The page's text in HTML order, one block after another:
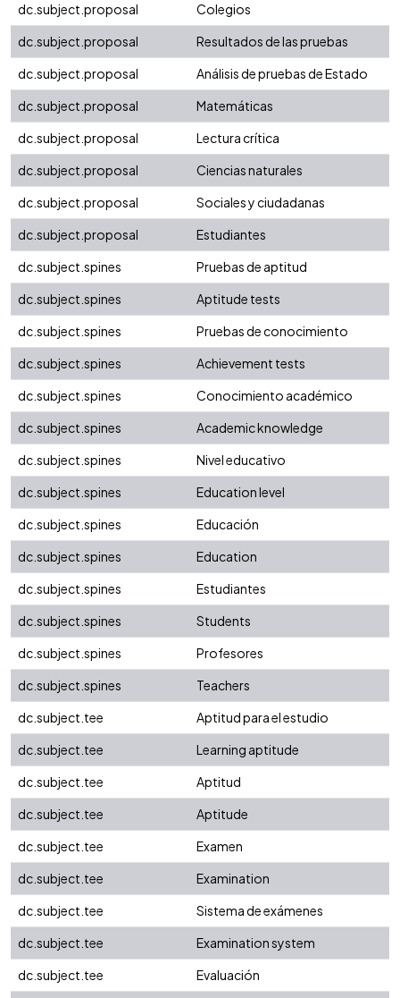
dc.subject.proposal
Colegios
dc.subject.proposal
Resultados de las pruebas
dc.subject.proposal
Análisis de pruebas de Estado
dc.subject.proposal
Matemáticas
dc.subject.proposal
Lectura crítica
dc.subject.proposal
Ciencias naturales
dc.subject.proposal
Sociales y ciudadanas
dc.subject.proposal
Estudiantes
dc.subject.spines
Pruebas de aptitud
dc.subject.spines
Aptitude tests
dc.subject.spines
Pruebas de conocimiento
dc.subject.spines
Achievement tests
dc.subject.spines
Conocimiento académico
dc.subject.spines
Academic knowledge
dc.subject.spines
Nivel educativo
dc.subject.spines
Education level
dc.subject.spines
Educación
dc.subject.spines
Education
dc.subject.spines
Estudiantes
dc.subject.spines
Students
dc.subject.spines
Profesores
dc.subject.spines
Teachers
dc.subject.tee
Aptitud para el estudio
dc.subject.tee
Learning aptitude
dc.subject.tee
Aptitud
dc.subject.tee
Aptitude
dc.subject.tee
Examen
dc.subject.tee
Examination
dc.subject.tee
Sistema de exámenes
dc.subject.tee
Examination system
dc.subject.tee
Evaluación